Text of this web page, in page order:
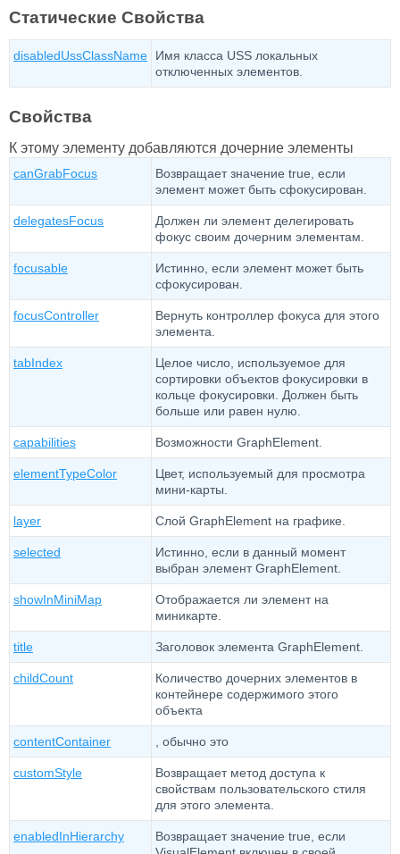
Статические Свойства
disabledUssClassName
Имя класса USS локальных
отключенных элементов.
Свойства
К этому элементу добавляются дочерние элементы
canGrabFocus
Возвращает значение true, если
элемент может быть сфокусирован.
delegatesFocus
Должен ли элемент делегировать
фокус своим дочерним элементам.
focusable
Истинно, если элемент может быть
сфокусирован.
focusController
Вернуть контроллер фокуса для этого
элемента.
tabIndex
Целое число, используемое для
сортировки объектов фокусировки в
кольце фокусировки. Должен быть
больше или равен нулю.
capabilities Возможности GraphElement.
elementTypeColor
Цвет, используемый для просмотра
мини-карты.
layer Слой GraphElement на графике.
selected
Истинно, если в данный момент
выбран элемент GraphElement.
showInMiniMap
Отображается ли элемент на
миникарте.
title Заголовок элемента GraphElement.
childCount
Количество дочерних элементов в
контейнере содержимого этого
объекта
contentContainer , обычно это
customStyle
Возвращает метод доступа к
свойствам пользовательского стиля
для этого элемента.
enabledInHierarchy
Возвращает значение true, если